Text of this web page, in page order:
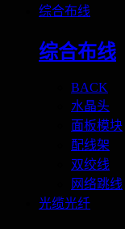
综合布线
综合布线
BACK
水晶头
面板模块
配线架
双绞线
网络跳线
光缆光纤